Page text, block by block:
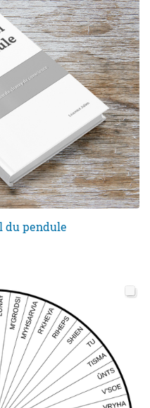
du pendule